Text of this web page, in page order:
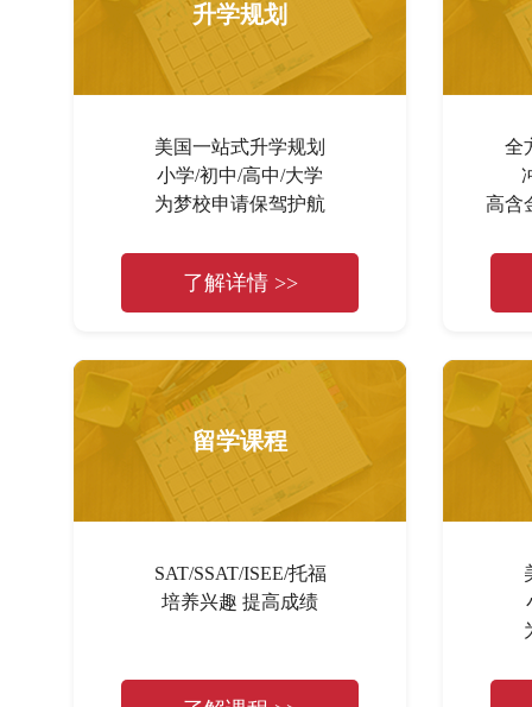
升学规划
美国一站式升学规划
小学/初中/高中/大学
为梦校申请保驾护航
了解详情 >>
全
高含
留学课程
SAT/SSAT/ISEE/托福
培养兴趣 提高成绩